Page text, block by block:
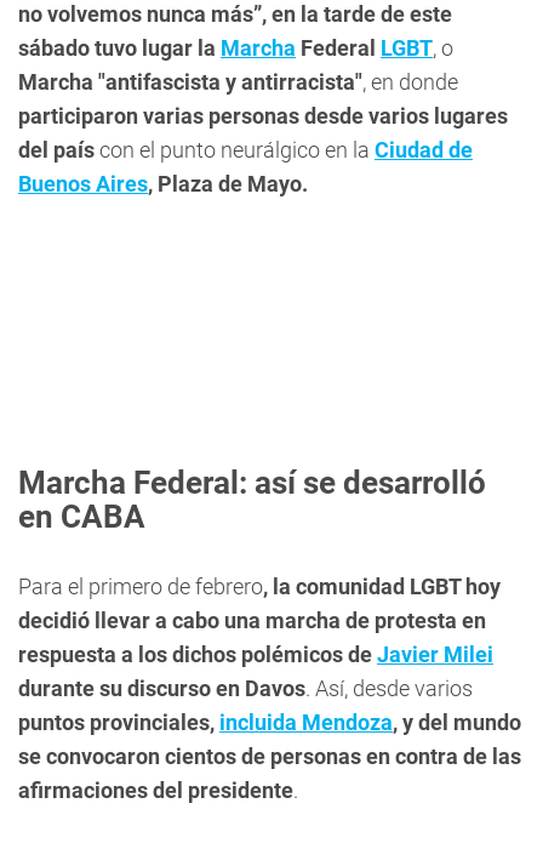
no volvemos nunca más”, en la tarde de este
sábado tuvo lugar la Marcha Federal LGBT, o
Marcha "antifascista y antirracista", en donde
participaron varias personas desde varios lugares
del paíscon el punto neurálgico en la Ciudad de
Buenos Aires, Plaza de Mayo.
Marcha Federal: así se desarrolló
en CABA
Para el primero de febrero, la comunidad LGBT hoy
decidió llevar a cabo una marcha de protesta en
respuesta a los dichos polémicos deJavier Milei
durante su discurso en Davos. Así, desde varios
puntos provinciales, incluida Mendoza, y del mundo
se convocaron cientos de personas en contra de las
afirmaciones del presidente.